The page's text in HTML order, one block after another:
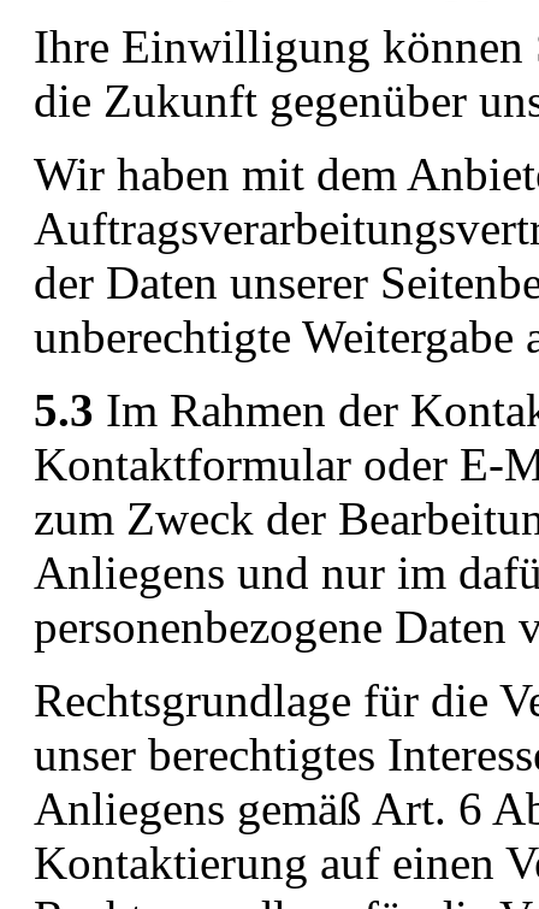
Ihre Einwilligung
die Zukunft gegenüber
Wir haben mit dem
der Daten unserer
unberechtigte Weitergabe
5.3 Im Rahmen der
Kontaktformular oder E-
zum Zweck der
Anliegens und nur im
personenbezogene Daten
Rechtsgrundlage für die
unser berechtigtes
Anliegens gemäß Art. 6
Kontaktierung auf einen